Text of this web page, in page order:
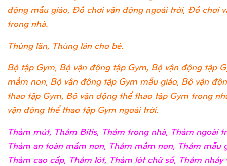
động mẫu giáo, Đồ chơi vận động ngoài trời, Đồ chơi
trong nhà.
Thùng lăn, Thùng lăn cho bé.
Bộ tập Gym, Bộ vận động tập Gym, Bộ vận động tập
mầm non, Bộ vận động tập Gym mẫu giáo, Bộ vận
thao tập Gym, Bộ vận động thể thao tập Gym trong
vận động thể thao tập Gym ngoài trời.
Thảm mút, Thảm Bitis, Thảm trong nhà, Thảm ngoài
Thảm an toàn mầm non, Thảm mầm non, Thảm mẫu
Thảm cao cấp, Thảm lót, Thảm lót chữ số, Thảm nhảy